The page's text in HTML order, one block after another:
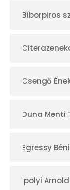
r
Bíborpiros
Csengő
Duna Menti
Egressy
Ipolyi